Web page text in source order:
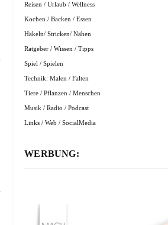
Reisen / Urlaub / Wellness
Kochen / Backen / Essen
Häkeln/ Stricken/ Nähen
Ratgeber / Wissen / Tipps
Spiel / Spielen
Technik: Malen / Falten
Tiere / Pflanzen / Menschen
Musik / Radio / Podcast
Links / Web / SocialMedia
WERBUNG: